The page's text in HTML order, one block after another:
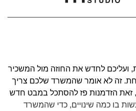
ועליכם לחדש את החוזה מול המשכיר
זה לא אומר שהמשרד שלכם צריך
זאת הזדמנות פז להסתכל במבט חדש
בו כמה שינויים, כדי שהמשרד